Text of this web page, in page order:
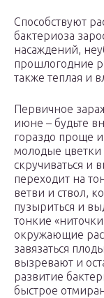
Способствуют
бактериоза
насаждений,
прошлогодние
также теплая и
Первичное
июне – будьте
гораздо проще
молодые цветки
скручиваться и
переходит на
ветви и ствол,
пузыриться и
тонкие
окружающие
завязаться
вызревают и
развитие
быстрое